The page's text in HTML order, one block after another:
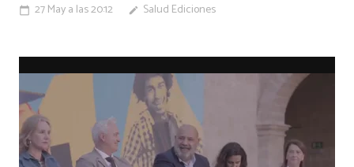
calendar_today 27 May a las 20:12 edit Salud Ediciones